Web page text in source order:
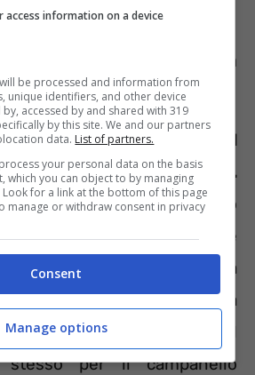
funziona? Se sei in
il licenziamento
perché malati ma con
il
funziona è un bel rischio.
al fatto che il medico
a visitare il lavoratore, dire
guasto e, dunque, non ha
Lo ha stabilito la
sentenza numero 9523 del
per il campanello
access information on a device
be processed and information from
unique identifiers, and other device
accessed by and shared with 319
by this site. We and our partners
data. List of partners.
your personal data on the basis
which you can object to by managing
for a link at the bottom of this page
manage or withdraw consent in privacy
Consent
Manage options